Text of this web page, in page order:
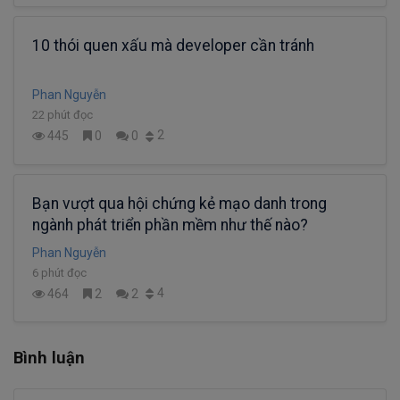
10 thói quen xấu mà developer cần tránh
Phan Nguyễn
22 phút đọc
445 0 0 2
Bạn vượt qua hội chứng kẻ mạo danh trong
ngành phát triển phần mềm như thế nào?
Phan Nguyễn
6 phút đọc
464 2 2 4
Bình luận